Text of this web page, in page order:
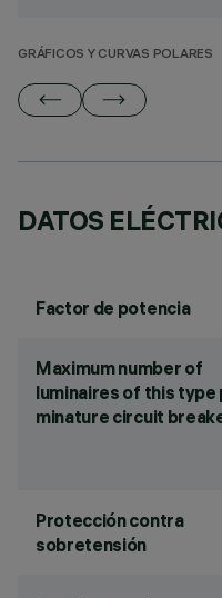
GRÁFICOS Y CURVAS POLARES
DATOS
Factor de potencia
Maximum number of
luminaires of this type
minature circuit
Protección contra
sobretensión